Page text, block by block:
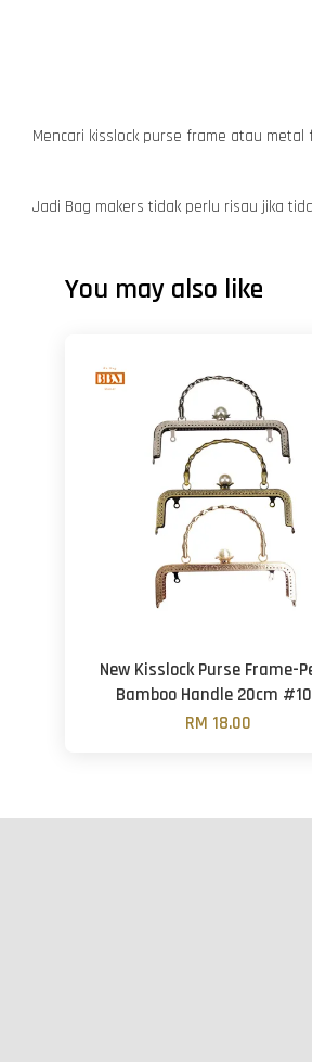
Mencari kisslock purse frame atau
Jadi Bag makers tidak perlu risau jika
You may also like
New Kisslock Purse Frame-
Bamboo Handle 20cm
RM 18.00